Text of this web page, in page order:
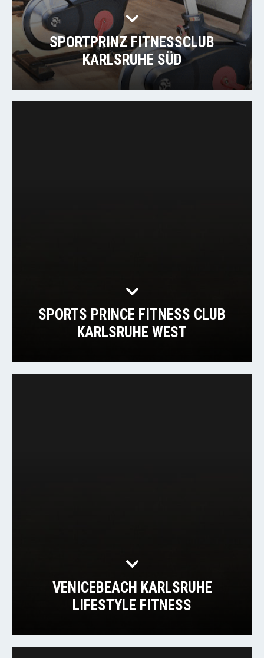
SPORTPRINZ FITNESSCLUB
KARLSRUHE SÜD
SPORTS PRINCE FITNESS CLUB
KARLSRUHE WEST
VENICEBEACH KARLSRUHE
LIFESTYLE FITNESS